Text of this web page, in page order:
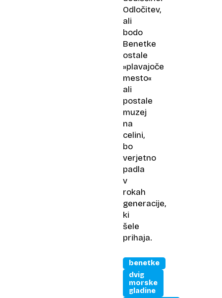
Odločitev,
ali
bodo
Benetke
ostale
»plavajoče
mesto«
ali
postale
muzej
na
celini,
bo
verjetno
padla
v
rokah
generacije,
ki
šele
prihaja.
benetke
dvig
morske
gladine